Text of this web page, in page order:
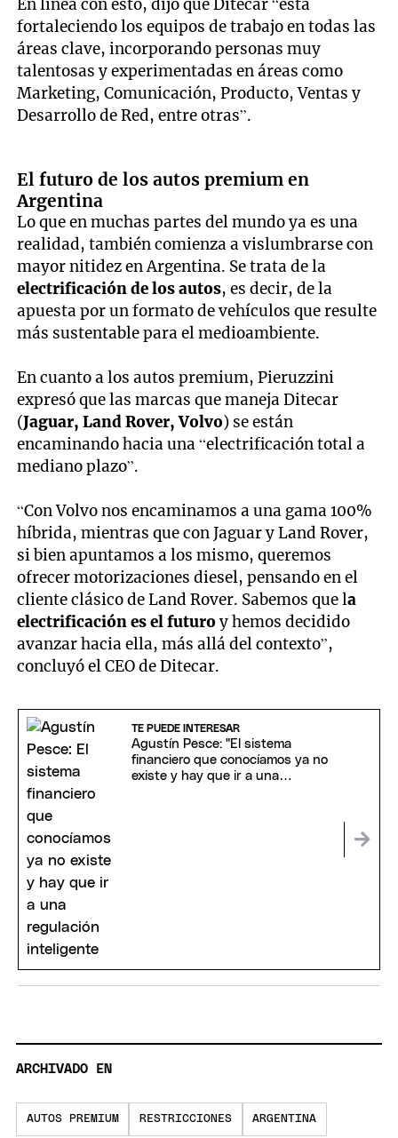
En línea con esto, dijo que Ditecar “está
fortaleciendo los equipos de trabajo en todas las
áreas clave, incorporando personas muy
talentosas y experimentadas en áreas como
Marketing, Comunicación, Producto, Ventas y
Desarrollo de Red, entre otras”.
El futuro de los autos premium en
Argentina
Lo que en muchas partes del mundo ya es una
realidad, también comienza a vislumbrarse con
mayor nitidez en Argentina. Se trata de la
electrificación de los autos, es decir, de la
apuesta por un formato de vehículos que resulte
más sustentable para el medioambiente.
En cuanto a los autos premium, Pieruzzini
expresó que las marcas que maneja Ditecar
(Jaguar, Land Rover, Volvo) se están
encaminando hacia una “electrificación total a
mediano plazo”.
“Con Volvo nos encaminamos a una gama 100%
híbrida, mientras que con Jaguar y Land Rover,
si bien apuntamos a los mismo, queremos
ofrecer motorizaciones diesel, pensando en el
cliente clásico de Land Rover. Sabemos que la
electrificación es el futuroy hemos decidido
avanzar hacia ella, más allá del contexto”,
concluyó el CEO de Ditecar.
TE PUEDE INTERESAR
Agustín Pesce: "El sistema
financiero que conocíamos ya no
existe y hay que ir a una
ARCHIVADO EN
AUTOS PREMIUM RESTRICCIONES ARGENTINA